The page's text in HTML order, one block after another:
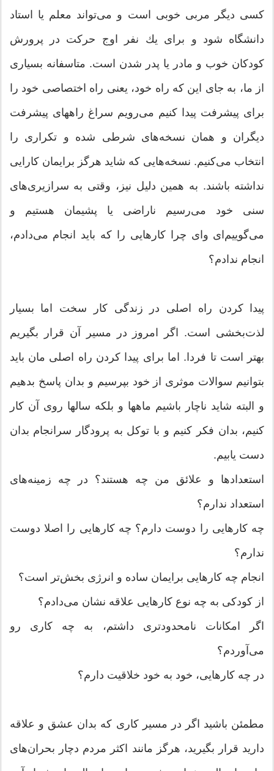
كسی دیگر مربی خوبی است و می‌‌تواند معلم یا استاد
دانشگاه شود و برای یك نفر اوج حركت در پرورش
كودكان خوب و مادر یا پدر شدن است. متاسفانه بسیاری
از ما‌‌، به جای این كه راه خود، یعنی راه اختصاصی خود را
برای پیشرفت پیدا كنیم می‌‌رویم سراغ راههای پیشرفت
دیگران و همان نسخه‌‌های شرطی شده و تكراری را
انتخاب می‌‌كنیم. نسخه‌هایی كه شاید هرگز برایمان كارایی
نداشته باشند. به همین دلیل نیز‌‌، وقتی به سرازیری‌‌های
سنی خود می‌‌رسیم ناراضی یا پشیمان هستیم و
می‌‌گوییم‌ای وای چرا كارهایی را كه باید انجام می‌‌دادم‌‌،
انجام ندادم؟
پیدا كردن راه اصلی در زندگی كار سخت اما بسیار
لذت‌بخشی است. اگر امروز در مسیر آن قرار بگیریم
بهتر است تا فردا. اما برای پیدا كردن راه اصلی مان باید
بتوانیم سوالات موثری از خود بپرسیم و بدان پاسخ بدهیم
و البته شاید ناچار باشیم ماهها و بلكه سالها روی آن كار
كنیم‌‌، بدان فكر كنیم و با توكل به پرودگار سرانجام بدان
دست یابیم.
استعدادها و علائق من چه هستند؟ در چه زمینه‌‌های
استعداد ندارم؟
چه كارهایی را دوست دارم؟ چه كارهایی را اصلا دوست
ندارم؟
انجام چه كارهایی برایمان ساده و انرژی بخش‌تر است؟
از كودكی به چه نوع كارهایی علاقه نشان می‌‌دادم؟
اگر امكانات نامحدودتری داشتم‌‌، به چه كاری رو
می‌‌آوردم؟
در چه كارهایی، خود به خود خلاقیت دارم؟
مطمئن باشید اگر در مسیر كاری كه بدان عشق و علاقه
دارید قرار بگیرید‌‌، هرگز مانند اكثر مردم دچار بحران‌‌های